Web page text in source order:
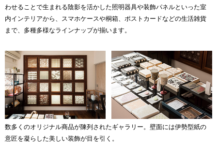
わせることで生まれる陰影を活かした照明器具や装飾パネルといった室
内インテリアから、スマホケースや桐箱、ポストカードなどの生活雑貨
まで、多種多様なラインナップが揃います。
数多くのオリジナル商品が陳列されたギャラリー。壁面には伊勢型紙の
意匠を凝らした美しい装飾が目を引く。